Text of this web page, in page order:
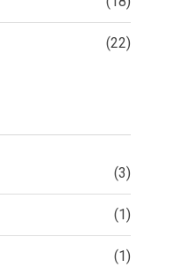
(22)
(3)
(1)
(1)